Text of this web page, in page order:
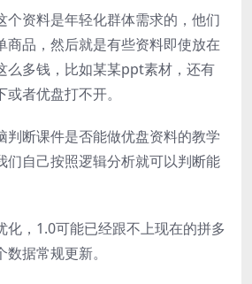
个资料是年轻化群体需求的，他们
商品，然后就是有些资料即使放在
么多钱，比如某某ppt素材，还有
者优盘打不开。
判断课件是否能做优盘资料的教学
们自己按照逻辑分析就可以判断能
化，1.0可能已经跟不上现在的拼多
据常规更新。